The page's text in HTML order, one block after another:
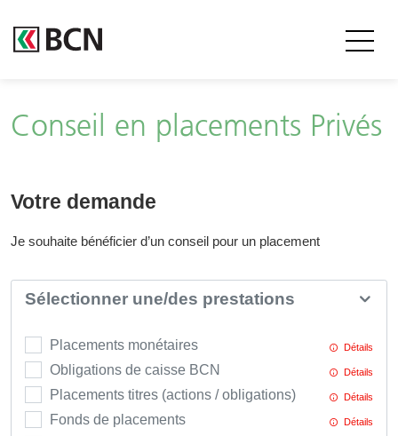
Conseil en placements Privés
Votre demande
Je souhaite bénéficier d’un conseil pour un placement
Sélectionner une/des prestations
Je souhaite bénéficier d’un conseil pour un placement
Placements monétaires Détails
Obligations de caisse BCN Détails
Placements titres (actions / obligations) Détails
Fonds de placements Détails